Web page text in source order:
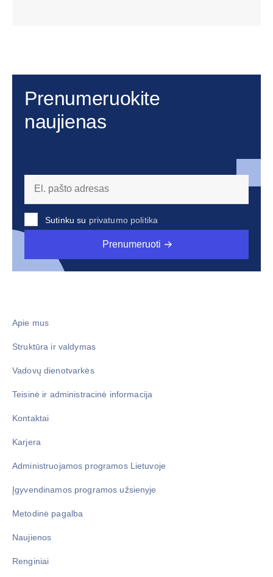
Prenumeruokite
naujienas
Sutinku su privatumo politika
Prenumeruoti
Apie mus
Struktūra ir valdymas
Vadovų dienotvarkės
Teisinė ir administracinė informacija
Kontaktai
Karjera
Administruojamos programos Lietuvoje
Įgyvendinamos programos užsienyje
Metodinė pagalba
Naujienos
Renginiai